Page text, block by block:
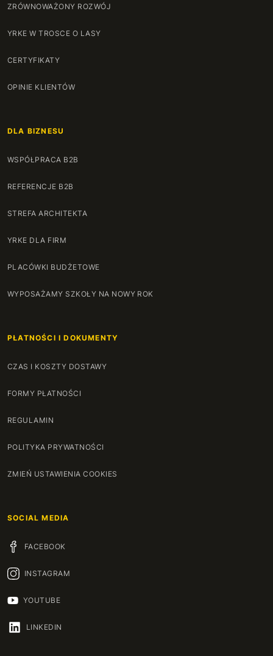
ZRÓWNOWAŻONY ROZWÓJ
YRKE W TROSCE O LASY
CERTYFIKATY
OPINIE KLIENTÓW
DLA BIZNESU
WSPÓŁPRACA B2B
REFERENCJE B2B
STREFA ARCHITEKTA
YRKE DLA FIRM
PLACÓWKI BUDŻETOWE
WYPOSAŻAMY SZKOŁY NA NOWY ROK
PŁATNOŚCI I DOKUMENTY
CZAS I KOSZTY DOSTAWY
FORMY PŁATNOŚCI
REGULAMIN
POLITYKA PRYWATNOŚCI
ZMIEŃ USTAWIENIA COOKIES
SOCIAL MEDIA
FACEBOOK
INSTAGRAM
YOUTUBE
LINKEDIN